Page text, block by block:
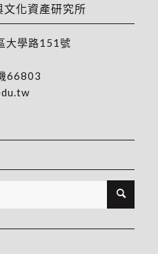
文化資產研究所
大學路151號
66803